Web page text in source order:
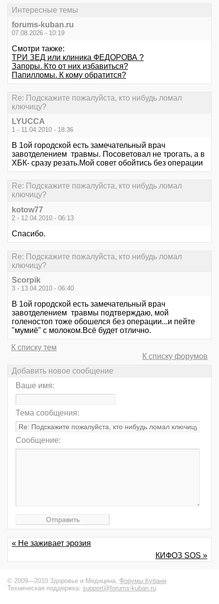
Интересные темы
forums-kuban.ru
07.08.2026 - 10:19
Смотри также:
ТРИ ЗЕД или клиника ФЕДОРОВА ?
Запоры. Кто от них избавиться?
Папилломы. К кому обратится?
Re: Подскажите пожалуйста, кто нибудь ломал
ключицу?
LYUCCA
1 - 11.04.2010 - 18:36
В 1ой городской есть замечательный врач
завотделением травмы. Посоветовал не трогать, а в
ХБК- сразу резать.Мой совет обойтись без операции
Re: Подскажите пожалуйста, кто нибудь ломал
ключицу?
kotow77
2 - 12.04.2010 - 06:13
Спасибо.
Re: Подскажите пожалуйста, кто нибудь ломал
ключицу?
Scorpik
3 - 13.04.2010 - 06:40
В 1ой городской есть замечательный врач
завотделением травмы подтверждаю, мой
голеностоп тоже обошелся без операции...и пейте
"мумиё" с молоком.Всё будет отлично.
К списку тем
К списку форумов
Добавить новое сообщение
Ваше имя:
Тема сообщения:
Сообщение:
« Не заживает эрозия
КИФОЗ SOS »
© 2009—2010 Здоровье и Медицина, Форумы Кубани.
Техническая поддержка: support@forums-kuban.ru